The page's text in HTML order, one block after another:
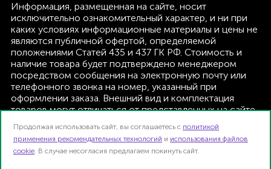
Информация, размещенная на сайте, носит
исключительно ознакомительный характер, и ни при
каких условиях информационные материалы и цены не
являются публичной офертой, определяемой
положениями Статей 435 и 437 ГК РФ. Стоимость и
наличие товара будет подтверждено менеджером
посредством сообщения на электронную почту или
телефонного звонка на номер, указанный при
оформлении заказа. Внешний вид и комплектация
товаров могут отличаться от представленных на сайте.
текущую комплектацию, без дополнительного
уведомления.
Продолжая использовать сайт, вы соглашаетесь с политикой
применения рекомендательных технологий и использования файлов
cookie. В случае несогласия предлагаем покинуть сайт.